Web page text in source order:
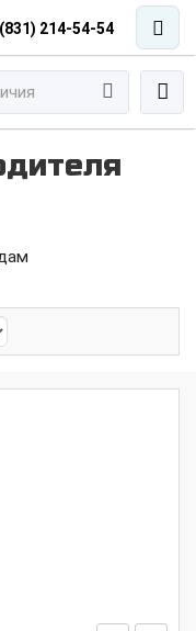
214-54-54